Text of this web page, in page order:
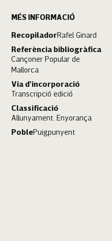
MÉS INFORMACIÓ
RecopiladorRafel Ginard
Referència bibliogràfica
Cançoner Popular de
Mallorca
Via d'incorporació
Transcripció edició
Classificació
Allunyament. Enyorança
PoblePuigpunyent